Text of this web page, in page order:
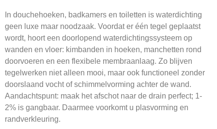
In douchehoeken, badkamers en toiletten is waterdichting
geen luxe maar noodzaak. Voordat er één tegel geplaatst
wordt, hoort een doorlopend waterdichtingssysteem op
wanden en vloer: kimbanden in hoeken, manchetten rond
doorvoeren en een flexibele membraanlaag. Zo blijven
tegelwerken niet alleen mooi, maar ook functioneel zonder
doorslaand vocht of schimmelvorming achter de wand.
Aandachtspunt: maak het afschot naar de drain perfect; 1-
2% is gangbaar. Daarmee voorkomt u plasvorming en
randverkleuring.